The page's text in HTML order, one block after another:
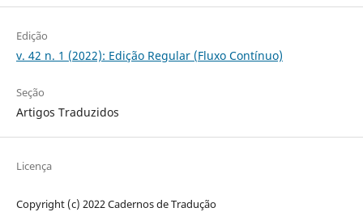
Edição
v. 42 n. 1 (2022): Edição Regular (Fluxo Contínuo)
Seção
Artigos Traduzidos
Licença
Copyright (c) 2022 Cadernos de Tradução